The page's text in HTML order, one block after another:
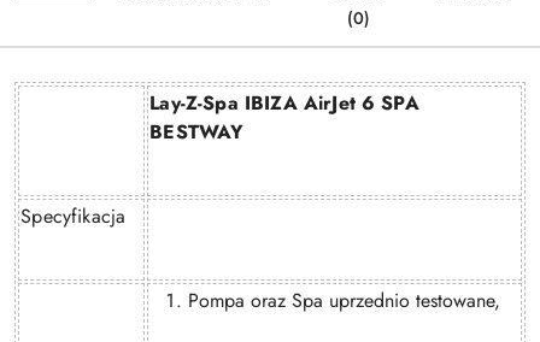
(0)
Lay-Z-Spa IBIZA AirJet 6 SPA
BESTWAY
Specyfikacja
Pompa oraz Spa uprzednio testowane,